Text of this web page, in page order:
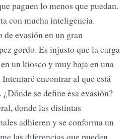
paguen lo menos que puedan.
con mucha inteligencia.
de evasión en un gran
gordo. Es injusto que la carga
un kiosco y muy baja en una
encontrar al que está
se define esa evasión?
donde las distintas
adhieren y se conforma un